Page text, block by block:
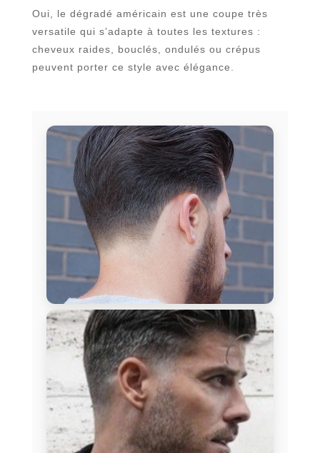
Oui, le dégradé américain est une coupe très
versatile qui s’adapte à toutes les textures :
cheveux raides, bouclés, ondulés ou crépus
peuvent porter ce style avec élégance.